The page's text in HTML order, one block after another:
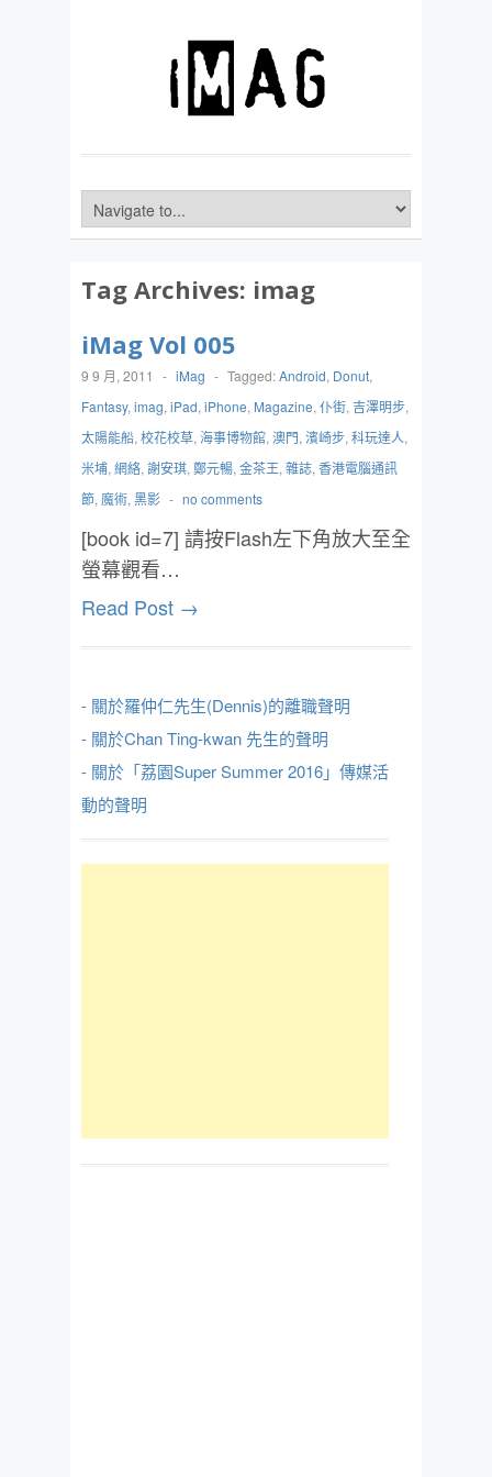
Tag Archives: imag
iMag Vol 005
9 9 月, 2011 - iMag - Tagged:Android, Donut,
Fantasy, imag, iPad, iPhone, Magazine, 仆街, 吉澤明步,
太陽能船, 校花校草, 海事博物館, 澳門, 濱崎步, 科玩達人,
米埔, 網絡, 謝安琪, 鄭元暢, 金茶王, 雜誌, 香港電腦通訊
節, 魔術, 黑影 - no comments
[book id=7] 請按Flash左下角放大至全
螢幕觀看…
Read Post →
- 關於羅仲仁先生(Dennis)的離職聲明
- 關於Chan Ting-kwan 先生的聲明
- 關於「荔園Super Summer 2016」傳媒活
動的聲明